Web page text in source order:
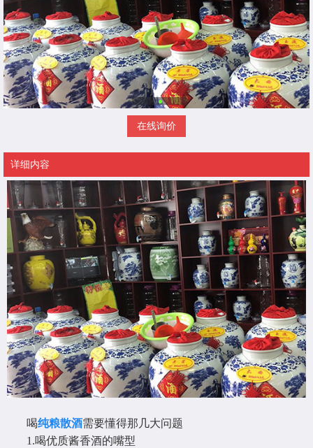
在线询价
详细内容
喝纯粮散酒需要懂得那几大问题
1.喝优质酱香酒的嘴型